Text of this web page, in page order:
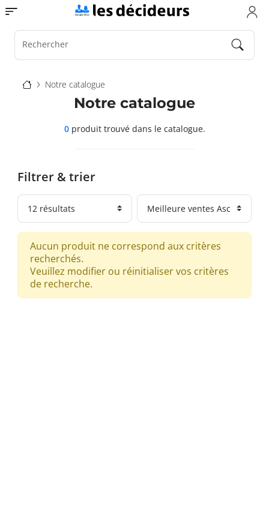
Aller
au
contenu
principal
Toggle navigation
Rechercher
Fil
d'Ariane
Notre catalogue
Filtrer & trier
Notre catalogue
0produit trouvédans le catalogue.
Aucun produit ne correspond aux critères
recherchés.
Veuillez modifier ou réinitialiser vos critères
de recherche.